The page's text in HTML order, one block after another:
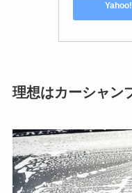
理想はカーシャン